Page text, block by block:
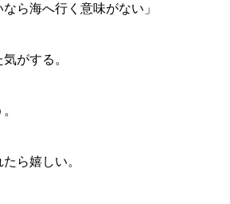
なら海へ行く意味がない」
がする。
ら嬉しい。